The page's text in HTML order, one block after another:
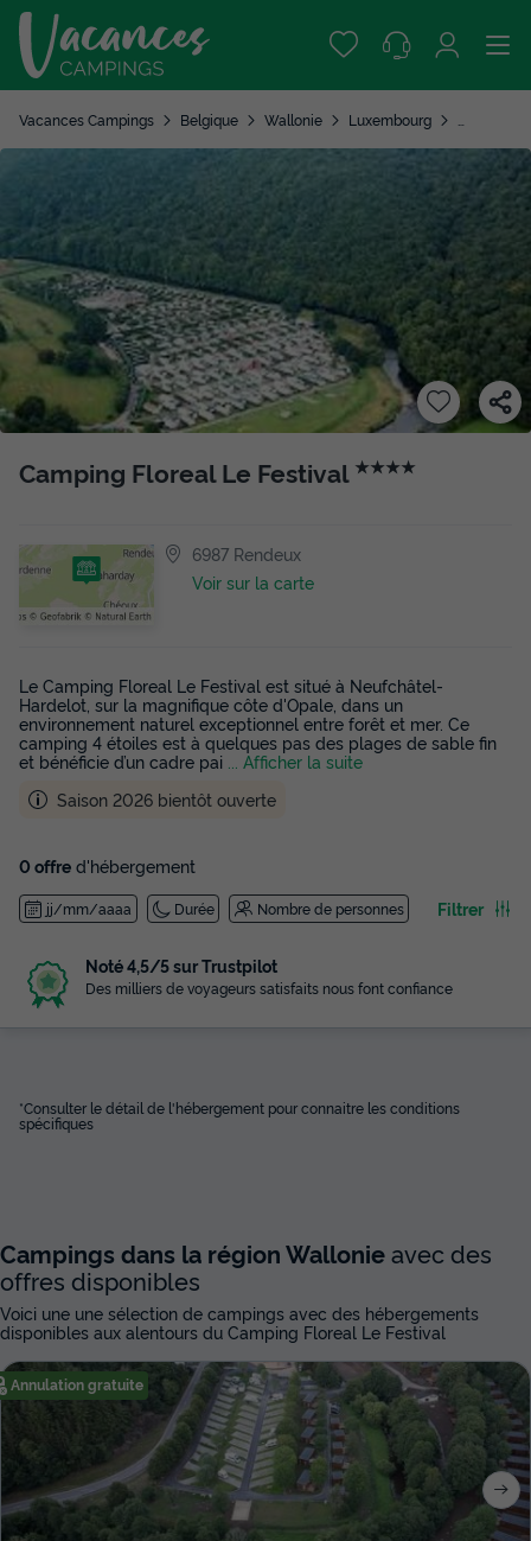
Vacances Campings Belgique Wallonie Luxembourg
Camping Floreal Le Festival ★★★★
6987 Rendeux
Voir sur la carte
Le Camping Floreal Le Festival est situé à Neufchâtel-
Hardelot, sur la magnifique côte d'Opale, dans un
environnement naturel exceptionnel entre forêt et mer. Ce
camping 4 étoiles est à quelques pas des plages de sable fin
et bénéficie d’un cadre pai
... Afficher la suite
Saison 2026 bientôt ouverte
0 offre d'hébergement
jj/mm/aaaa Durée Nombre de personnes Filtrer
Noté 4,5/5 sur Trustpilot
Des milliers de voyageurs satisfaits nous font confiance
*Consulter le détail de l'hébergement pour connaitre les conditions
spécifiques
Campings dans la région Wallonieavec des
offres disponibles
Voici une une sélection de campings avec des hébergements
disponibles aux alentours du Camping Floreal Le Festival
Annulation gratuite